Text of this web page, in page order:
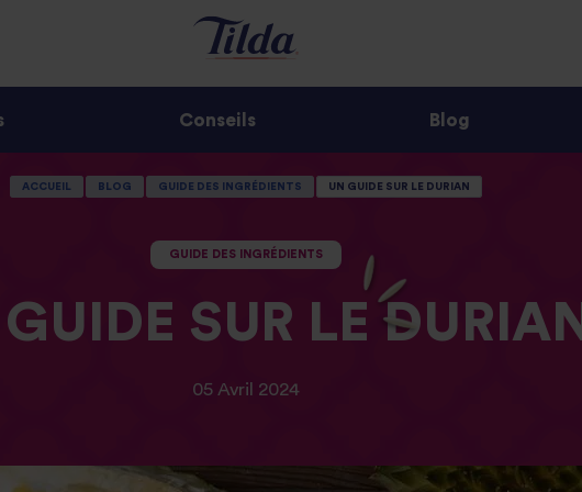
Conseils Blog
ACCUEIL BLOG GUIDE DES INGRÉDIENTS UN GUIDE SUR LE DURIAN
GUIDE DES INGRÉDIENTS
SUR LE DURIAN
05 Avril 2024